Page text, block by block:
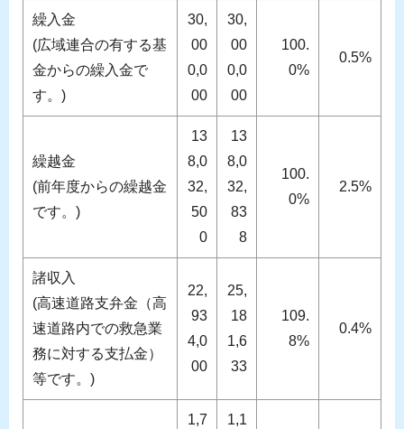
繰入金
(広域連合の有する基
金からの繰入金で
す。)
30,
00
0,0
00
30,
00
0,0
00
100.
0%
0.5%
繰越金
(前年度からの繰越金
です。)
13
8,0
32,
50
0
13
8,0
32,
83
8
100.
0%
2.5%
諸収入
(高速道路支弁金（高
速道路内での救急業
務に対する支払金）
等です。)
22,
93
4,0
00
25,
18
1,6
33
109.
8%
0.4%
1,7
1,1